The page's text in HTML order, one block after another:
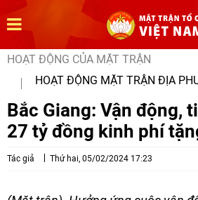
HOẠT ĐỘNG CỦA MẶT TRẬN
HOẠT ĐỘNG MẶT TRẬN ĐỊA
Bắc Giang: Vận động,
27 tỷ đồng kinh phí
Tác giả Thứ hai, 05/02/2024 17:23